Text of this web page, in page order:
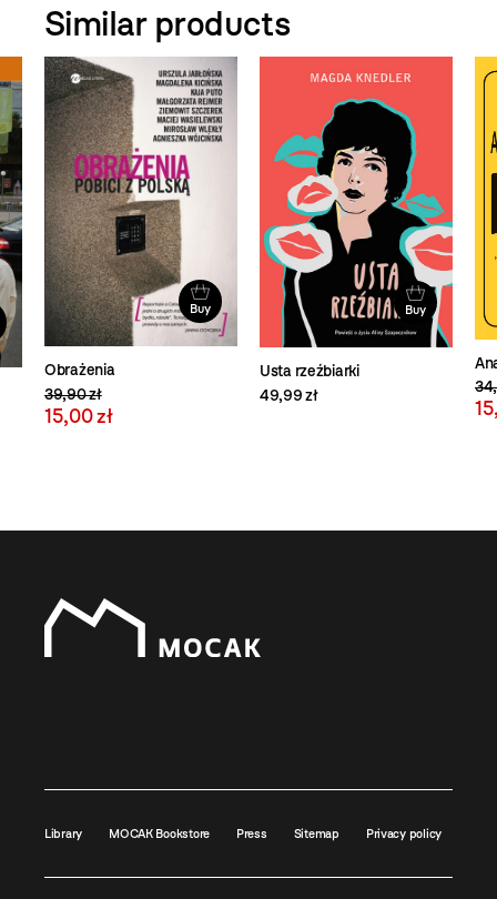
Similar products
Buy
Obrażenia
39,90 zł
15,00 zł
Buy
Usta rzeźbiarki
49,99 zł
Library MOCAK Bookstore Press Sitemap Privacy policy